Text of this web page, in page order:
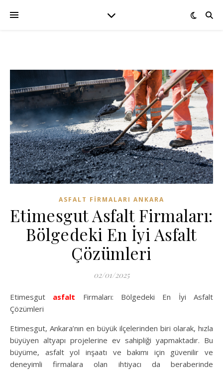
ASFALT FIRMALARI ANKARA
Etimesgut Asfalt Firmaları:
Bölgedeki En İyi Asfalt
Çözümleri
02/01/2025
Etimesgut asfalt Firmaları: Bölgedeki En İyi Asfalt
Çözümleri
Etimesgut, Ankara’nın en büyük ilçelerinden biri olarak, hızla
büyüyen altyapı projelerine ev sahipliği yapmaktadır. Bu
büyüme, asfalt yol inşaatı ve bakımı için güvenilir ve
deneyimli firmalara olan ihtiyacı da beraberinde